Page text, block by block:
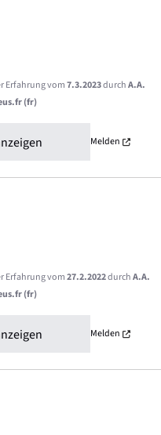
Erfahrung vom7.3.2023durchA.A.
(fr)
Melden
Erfahrung vom27.2.2022durchA.A.
(fr)
Melden